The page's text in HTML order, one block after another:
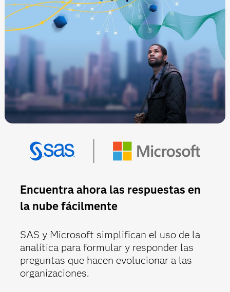
Encuentra ahora las respuestas en
la nube fácilmente
SAS y Microsoft simplifican el uso de la
analítica para formular y responder las
preguntas que hacen evolucionar a las
organizaciones.